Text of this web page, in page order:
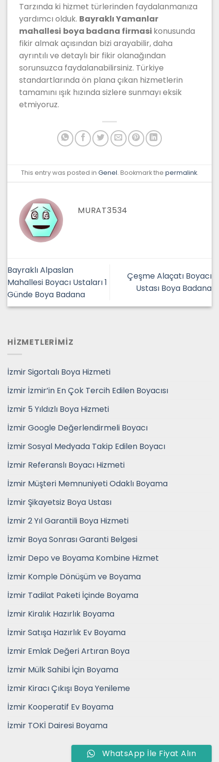
Tarzında ki hizmet türlerinden faydalanmanıza
yardımcı olduk. Bayraklı Yamanlar
mahallesi boya badana firmasi konusunda
fikir almak açısından bizi arayabilir, daha
ayrıntılı ve detaylı bir fikir olanağından
sorunsuzca faydalanabilirsiniz. Türkiye
standartlarında ön plana çıkan hizmetlerin
tamamını ışık hızında sizlere sunmayı eksik
etmiyoruz.
This entry was posted in Genel. Bookmark the permalink.
MURAT3534
Bayraklı Alpaslan
Mahallesi Boyacı Ustaları 1
Günde Boya Badana
Çeşme Alaçatı Boyacı
Ustası Boya Badana
HİZMETLERİMİZ
İzmir Sigortalı Boya Hizmeti
İzmir İzmir’in En Çok Tercih Edilen Boyacısı
İzmir 5 Yıldızlı Boya Hizmeti
İzmir Google Değerlendirmeli Boyacı
İzmir Sosyal Medyada Takip Edilen Boyacı
İzmir Referanslı Boyacı Hizmeti
İzmir Müşteri Memnuniyeti Odaklı Boyama
İzmir Şikayetsiz Boya Ustası
İzmir 2 Yıl Garantili Boya Hizmeti
İzmir Boya Sonrası Garanti Belgesi
İzmir Depo ve Boyama Kombine Hizmet
İzmir Komple Dönüşüm ve Boyama
İzmir Tadilat Paketi İçinde Boyama
İzmir Kiralık Hazırlık Boyama
İzmir Satışa Hazırlık Ev Boyama
İzmir Emlak Değeri Artıran Boya
İzmir Mülk Sahibi İçin Boyama
İzmir Kiracı Çıkışı Boya Yenileme
İzmir Kooperatif Ev Boyama
İzmir TOKİ Dairesi Boyama
WhatsApp İle Fiyat Alın